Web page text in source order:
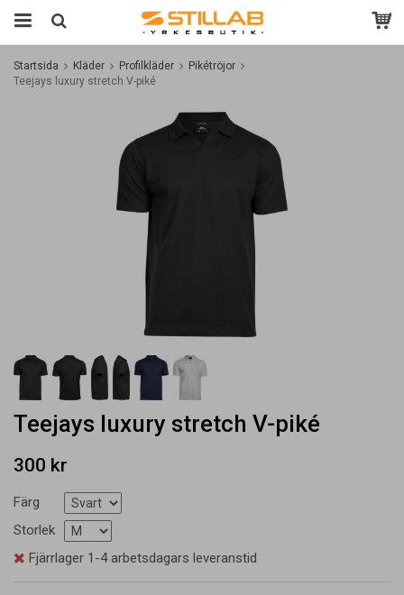
Startsida Kläder Profilkläder
Pikétröjor
Teejays luxury stretch V-piké
Teejays luxury stretch V-piké
300 kr
Färg
Storlek
Fjärrlager 1-4 arbetsdagars leveranstid